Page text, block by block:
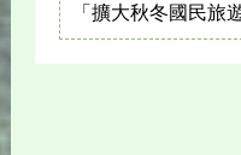
「擴大秋冬國民旅